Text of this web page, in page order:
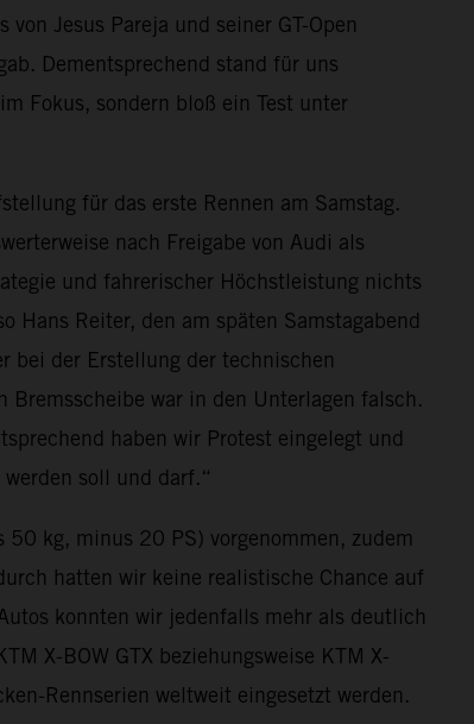
Jesus Pareja und seiner GT-Open
Dementsprechend stand für uns
Fokus, sondern bloß ein Test unter
für das erste Rennen am Samstag.
nach Freigabe von Audi als
und fahrerischer Höchstleistung nichts
Hans Reiter, den am späten Samstagabend
bei der Erstellung der technischen
war in den Unterlagen falsch.
haben wir Protest eingelegt und
soll und darf.“
kg, minus 20 PS) vorgenommen, zudem
hatten wir keine realistische Chance auf
konnten wir jedenfalls mehr als deutlich
X-BOW GTX beziehungsweise KTM X-
Rennserien weltweit eingesetzt werden.